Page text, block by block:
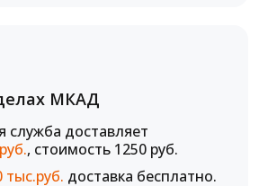
МКАД
служба доставляет
, стоимость 1250 руб.
тыс.руб. доставка бесплатно.